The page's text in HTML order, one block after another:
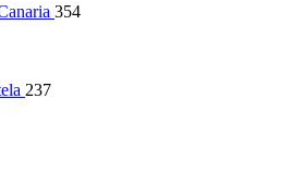
354
237